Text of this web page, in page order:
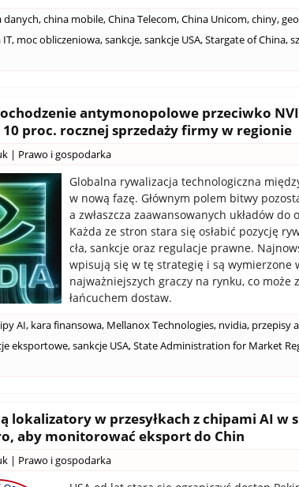
danych,china mobile,China Telecom,China Unicom,chiny,
, moc obliczeniowa,sankcje,sankcje USA,Stargate of China,
antymonopolowe przeciwko
proc. rocznej sprzedaży firmy w regionie
| Prawo i gospodarka
Globalna rywalizacja technologiczna
w nową fazę. Głównym polem bitwy
a zwłaszcza zaawansowanych układów do
Każda ze stron stara się osłabić pozycję
cła, sankcje oraz regulacje prawne.
wpisują się w tę strategię i są wymierzone
najważniejszych graczy na rynku, co może
łańcuchem dostaw.
AI, kara finansowa, Mellanox Technologies, nvidia, przepisy
eksportowe,sankcje USA,State Administration for Market
lokalizatory w przesyłkach z chipami AI w
aby monitorować eksport do Chin
| Prawo i gospodarka